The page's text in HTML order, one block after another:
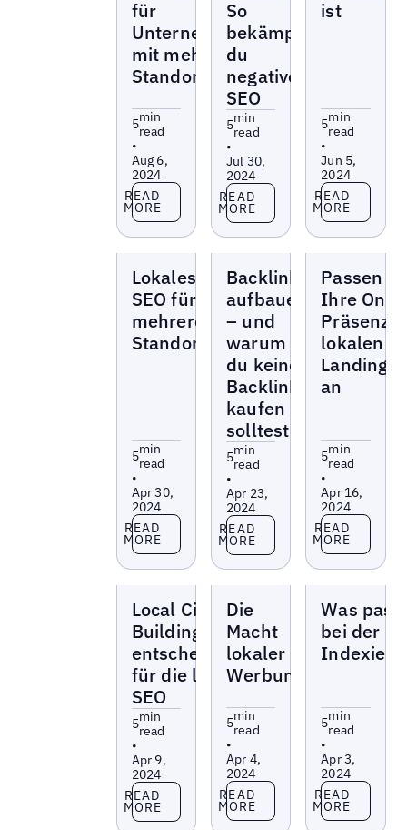
für
Unternehmen
mit mehreren
Standorten
5min
read
•
Aug 6,
2024
Read more
READ
MORE
So
bekämpfst
du
negative
SEO
5min
read
•
Jul 30,
2024
Read more
READ
MORE
ist
5min
read
•
Jun 5,
2024
Read more
READ
MORE
Lokales
SEO für
mehrere
Standorte
5min
read
•
Apr 30,
2024
Read more
READ
MORE
Backlinks
aufbauen
– und
warum
du keine
Backlinks
kaufen
solltest
5min
read
•
Apr 23,
2024
Read more
READ
MORE
Passen
Ihre
Präsenz
lokalen
an
5min
read
•
Apr 16,
2024
Read more
READ
MORE
Local Citation
Building –
entscheidend
für die lokale
SEO
5min
read
•
Apr 9,
2024
Read more
READ
MORE
Die
Macht
lokaler
Werbung
5min
read
•
Apr 4,
2024
Read more
READ
MORE
Was
bei der
5min
read
•
Apr 3,
2024
Read more
READ
MORE